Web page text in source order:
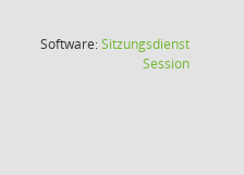
Software:Sitzungsdienst
Session(Wird in